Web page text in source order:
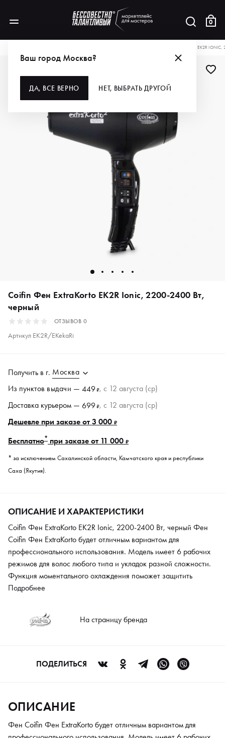
0
Ваш город Москва?
ДА, ВСЕ ВЕРНО НЕТ, ВЫБРАТЬ ДРУГОЙ
COIFIN ФЕН EXTRAKORTO EK2R
Coifin Фен ExtraKorto EK2R Ionic, 2200-2400 Вт,
черный
ОТЗЫВОВ 0
Артикул EK2R/EKekaRi
Получить в г. Москва
Из пунктов выдачи — 449₽, c 12 августа (ср)
Доставка курьером — 699₽, c 12 августа (ср)
Дешевле при заказе от 3 000 ₽
Бесплатно* при заказе от 11 000 ₽
* за исключением Сахалинской области, Камчатского края и республики
Саха (Якутия).
ОПИСАНИЕ И ХАРАКТЕРИСТИКИ
Coifin Фен ExtraKorto EK2R Ionic, 2200-2400 Вт, черный Фен
Coifin Фен ExtraKorto будет отличным вариантом для
профессионального использования. Модель имеет 6 рабочих
режимов для волос любого типа и укладок разной сложности.
Функция моментального охлаждения поможет защитить
волосы от пересушивания и ломкости. Модель также имеет
различные насадки помогут быстро высушить волосы и придать
укладке нужное направление. Фен весит всего 500 г, но при
дискомфорта. Надежный мотор рассчитан на долгий срок
Подробнее
На страницу бренда
ПОДЕЛИТЬСЯ
ОПИСАНИЕ
Фен Coifin Фен ExtraKorto будет отличным вариантом для